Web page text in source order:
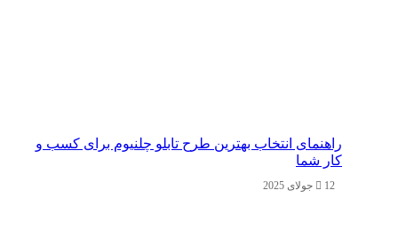
راهنمای انتخاب بهترین طرح تابلو چلنیوم برای کسب و
کار شما
12 جولای 2025